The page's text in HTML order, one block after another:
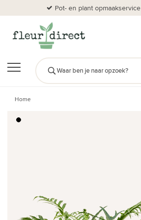
Pot- en plant opmaakservice
Home